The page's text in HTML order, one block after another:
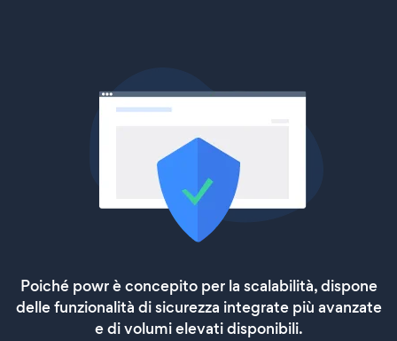
Poiché powr è concepito per la scalabilità, dispone
delle funzionalità di sicurezza integrate più avanzate
e di volumi elevati disponibili.